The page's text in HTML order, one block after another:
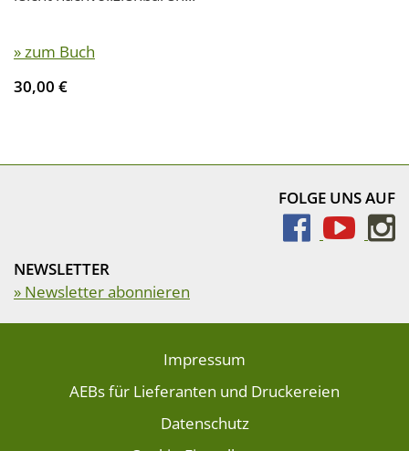
» zum Buch
30,00 €
FOLGE UNS AUF
NEWSLETTER
» Newsletter abonnieren
Impressum
AEBs für Lieferanten und Druckereien
Datenschutz